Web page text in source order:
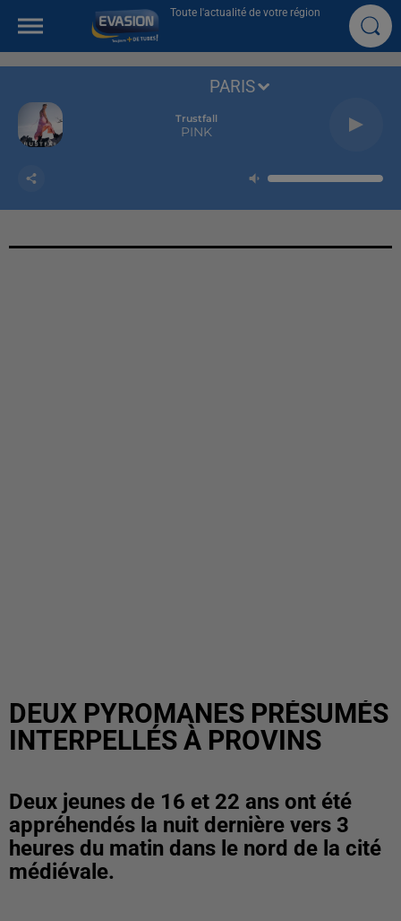
Toute l'actualité de votre région
Trustfall
PINK
PARIS
DEUX PYROMANES PRÉSUMÉS
INTERPELLÉS À PROVINS
Deux jeunes de 16 et 22 ans ont été
appréhendés la nuit dernière vers 3
heures du matin dans le nord de la cité
médiévale.